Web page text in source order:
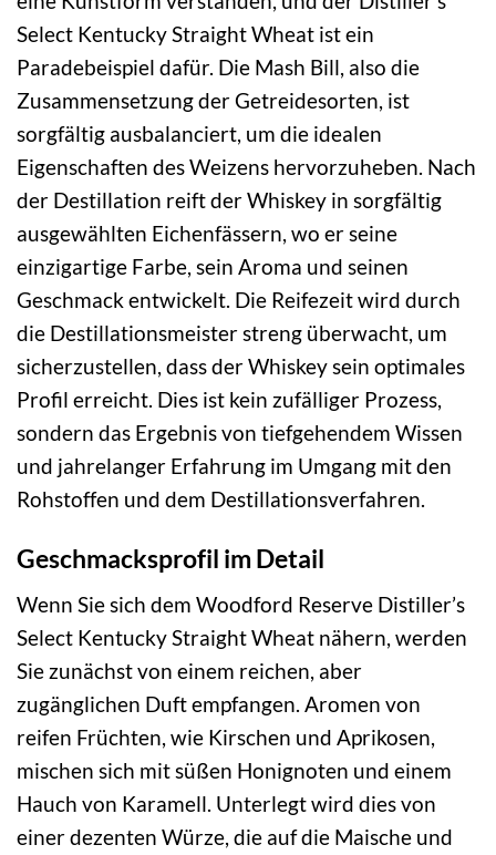
Select Kentucky Straight Wheat ist ein
Paradebeispiel dafür. Die Mash Bill, also die
Zusammensetzung der Getreidesorten, ist
sorgfältig ausbalanciert, um die idealen
Eigenschaften des Weizens hervorzuheben. Nach
der Destillation reift der Whiskey in sorgfältig
ausgewählten Eichenfässern, wo er seine
einzigartige Farbe, sein Aroma und seinen
Geschmack entwickelt. Die Reifezeit wird durch
die Destillationsmeister streng überwacht, um
sicherzustellen, dass der Whiskey sein optimales
Profil erreicht. Dies ist kein zufälliger Prozess,
sondern das Ergebnis von tiefgehendem Wissen
und jahrelanger Erfahrung im Umgang mit den
Rohstoffen und dem Destillationsverfahren.
Geschmacksprofil im Detail
Wenn Sie sich dem Woodford Reserve Distiller’s
Select Kentucky Straight Wheat nähern, werden
Sie zunächst von einem reichen, aber
zugänglichen Duft empfangen. Aromen von
reifen Früchten, wie Kirschen und Aprikosen,
mischen sich mit süßen Honignoten und einem
Hauch von Karamell. Unterlegt wird dies von
einer dezenten Würze, die auf die Maische und